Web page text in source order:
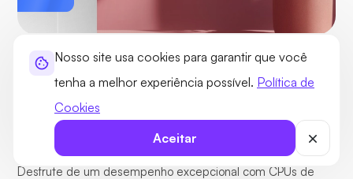
Nosso site usa cookies para garantir que você
tenha a melhor experiência possível. Política de
Cookies
Aceitar
SERVIDORES GERENCIADOS E DE ALTO DESEMPENHO
Servidores de alta velocidade com
baixa latência global
Desfrute de um desempenho excepcional com CPUs de